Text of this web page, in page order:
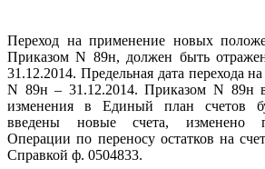
Переход на применение новых
Приказом N 89н, должен быть
31.12.2014. Предельная дата перехода
N 89н – 31.12.2014. Приказом N 89н
изменения в Единый план счетов
введены новые счета, изменено
Операции по переносу остатков на
Справкой ф. 0504833.